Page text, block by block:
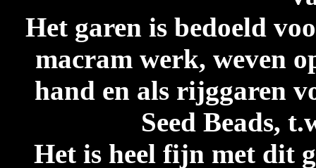
Het garen is bedoeld
macram werk, weven
hand en als rijggaren
Seed Beads,
Het is heel fijn met dit